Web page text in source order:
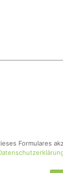
Formulares